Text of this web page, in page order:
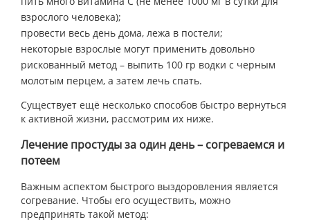
взрослого человека);
провести весь день дома, лежа в постели;
некоторые взрослые могут применить довольно
рискованный метод – выпить 100 гр водки с черным
молотым перцем, а затем лечь спать.
Существует ещё несколько способов быстро вернуться
к активной жизни, рассмотрим их ниже.
Лечение простуды за один день – согреваемся и
потеем
Важным аспектом быстрого выздоровления является
согревание. Чтобы его осуществить, можно
предпринять такой метод: